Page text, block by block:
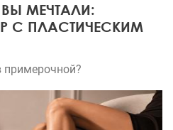
МЕЧТАЛИ:
С ПЛАСТИЧЕСКИМ